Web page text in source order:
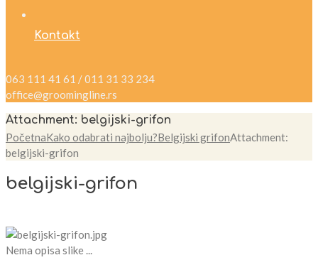
Kontakt
063 111 41 61 / 011 31 33 234
office@groomingline.rs
Attachment: belgijski-grifon
PočetnaKako odabrati najbolju?Belgijski grifonAttachment:
belgijski-grifon
belgijski-grifon
Nema opisa slike ...